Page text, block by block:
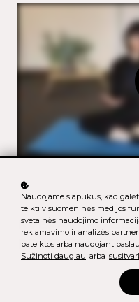
KVĖPAVIMO
Naudojame slapukus, kad
teikti visuomeninės medijos
svetainės naudojimo
reklamavimo ir analizės
pateiktos arba naudojant
Sužinoti daugiau arba